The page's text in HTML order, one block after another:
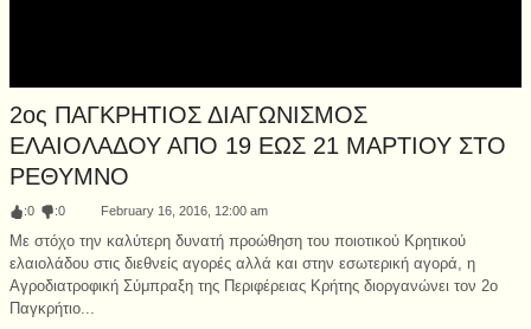
2ος ΠΑΓΚΡΗΤΙΟΣ ΔΙΑΓΩΝΙΣΜΟΣ
ΕΛΑΙΟΛΑΔΟΥ ΑΠΟ 19 ΕΩΣ 21 ΜΑΡΤΙΟΥ ΣΤΟ
ΡΕΘΥΜΝΟ
:0 :0 February 16, 2016, 12:00 am
Με στόχο την καλύτερη δυνατή προώθηση του ποιοτικού Κρητικού
ελαιολάδου στις διεθνείς αγορές αλλά και στην εσωτερική αγορά, η
Αγροδιατροφική Σύμπραξη της Περιφέρειας Κρήτης διοργανώνει τον 2ο
Παγκρήτιο...